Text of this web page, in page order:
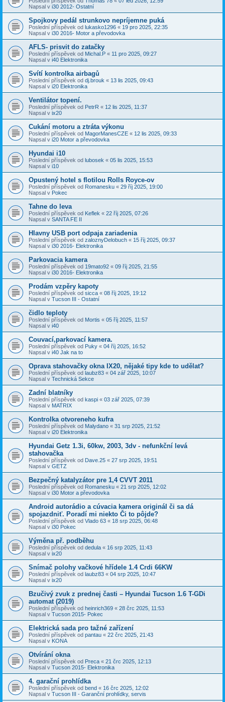
Napsal v i30 2012- Ostatní
Spojkovy pedál strunkovo nepríjemne puká
Poslední příspěvek od lukasko1296 « 19 pro 2025, 22:35
Napsal v i30 2016- Motor a převodovka
AFLS- prisvit do zatačky
Poslední příspěvek od Michal.P « 11 pro 2025, 09:27
Napsal v i40 Elektronika
Svítí kontrolka airbagů
Poslední příspěvek od dj.brouk « 13 lis 2025, 09:43
Napsal v i20 Elektronika
Ventilátor topení.
Poslední příspěvek od PetrR « 12 lis 2025, 11:37
Napsal v ix20
Cukání motoru a ztráta výkonu
Poslední příspěvek od MagorManesCZE « 12 lis 2025, 09:33
Napsal v i20 Motor a převodovka
Hyundai i10
Poslední příspěvek od lubosek « 05 lis 2025, 15:53
Napsal v i10
Opustený hotel s flotilou Rolls Royce-ov
Poslední příspěvek od Romanesku « 29 říj 2025, 19:00
Napsal v Pokec
Tahne do leva
Poslední příspěvek od Keflek « 22 říj 2025, 07:26
Napsal v SANTA FE II
Hlavny USB port odpaja zariadenia
Poslední příspěvek od zaloznyDelobuch « 15 říj 2025, 09:37
Napsal v i30 2016- Elektronika
Parkovacia kamera
Poslední příspěvek od 19mato92 « 09 říj 2025, 21:55
Napsal v i30 2016- Elektronika
Prodám vzpěry kapoty
Poslední příspěvek od sicca « 08 říj 2025, 19:12
Napsal v Tucson III - Ostatní
čidlo teploty
Poslední příspěvek od Mortis « 05 říj 2025, 11:57
Napsal v i40
Couvací,parkovací kamera.
Poslední příspěvek od Puky « 04 říj 2025, 16:52
Napsal v i40 Jak na to
Oprava stahovačky okna IX20, nějaké tipy kde to udělat?
Poslední příspěvek od laubz83 « 04 zář 2025, 10:07
Napsal v Technická Sekce
Zadní blatníky
Poslední příspěvek od kaspi « 03 zář 2025, 07:39
Napsal v MATRIX
Kontrolka otvoreneho kufra
Poslední příspěvek od Malydano « 31 srp 2025, 21:52
Napsal v i20 Elektronika
Hyundai Getz 1.3i, 60kw, 2003, 3dv - nefunkční levá
stahovačka
Poslední příspěvek od Dave.25 « 27 srp 2025, 19:51
Napsal v GETZ
Bezpečný katalyzátor pre 1,4 CVVT 2011
Poslední příspěvek od Romanesku « 21 srp 2025, 12:02
Napsal v i30 Motor a převodovka
Android autorádio a cúvacia kamera originál či sa dá
spojazdniť. Poradí mi niekto Či to pôjde?
Poslední příspěvek od Vlado 63 « 18 srp 2025, 06:48
Napsal v i30 Pokec
Výměna př. podběhu
Poslední příspěvek od dedula « 16 srp 2025, 11:43
Napsal v ix20
Snímač polohy vačkové hřídele 1.4 Crdi 66KW
Poslední příspěvek od laubz83 « 04 srp 2025, 10:47
Napsal v ix20
Bzučivý zvuk z prednej časti – Hyundai Tucson 1.6 T-GDi
automat (2019)
Poslední příspěvek od heinrich369 « 28 črc 2025, 11:53
Napsal v Tucson 2015- Pokec
Elektrická sada pro tažné zařízení
Poslední příspěvek od pantau « 22 črc 2025, 21:43
Napsal v KONA
Otvírání okna
Poslední příspěvek od Preca « 21 črc 2025, 12:13
Napsal v Tucson 2015- Elektronika
4. garační prohlídka
Poslední příspěvek od bend « 16 črc 2025, 12:02
Napsal v Tucson III - Garanční prohlídky, servis